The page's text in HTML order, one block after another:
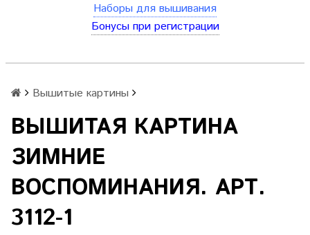
Наборы для вышивания
Бонусы при регистрации
Вышитые картины
ВЫШИТАЯ КАРТИНА
ЗИМНИЕ
ВОСПОМИНАНИЯ. АРТ.
3112-1